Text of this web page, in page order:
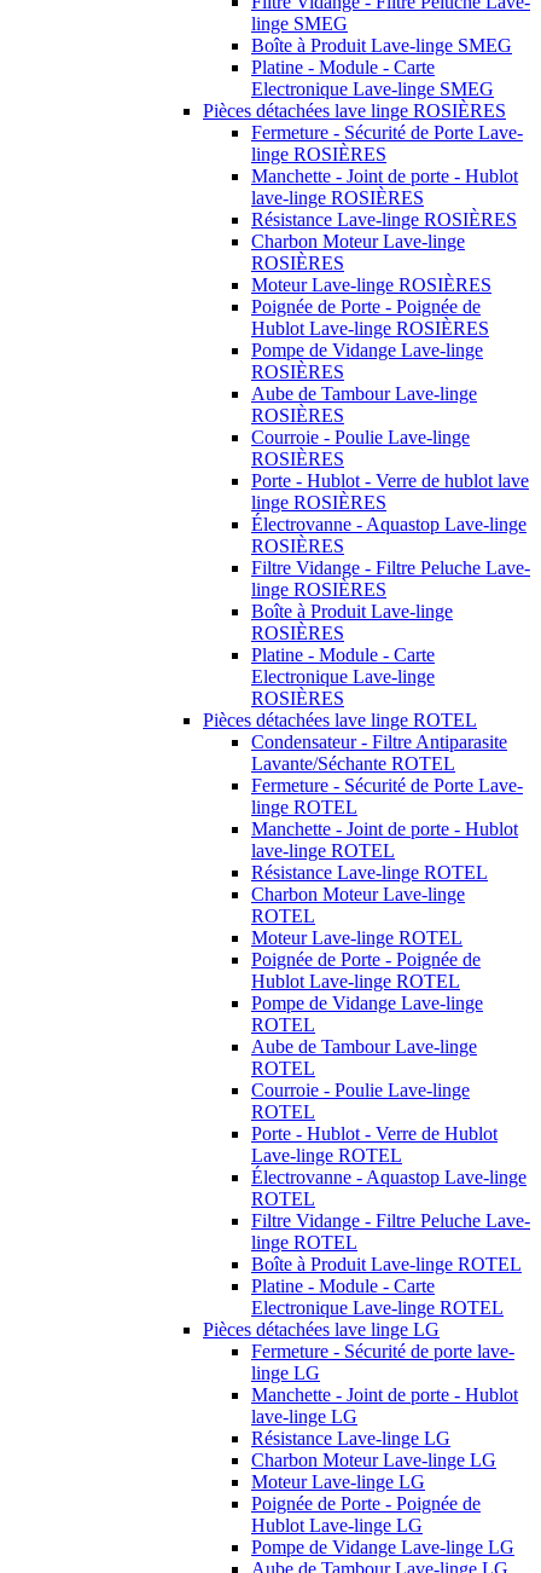
linge SMEG
Boîte à Produit Lave-linge SMEG
Platine - Module - Carte
Electronique Lave-linge SMEG
Pièces détachées lave linge ROSIÈRES
Fermeture - Sécurité de Porte Lave-
linge ROSIÈRES
Manchette - Joint de porte - Hublot
lave-linge ROSIÈRES
Résistance Lave-linge ROSIÈRES
Charbon Moteur Lave-linge
ROSIÈRES
Moteur Lave-linge ROSIÈRES
Poignée de Porte - Poignée de
Hublot Lave-linge ROSIÈRES
Pompe de Vidange Lave-linge
ROSIÈRES
Aube de Tambour Lave-linge
ROSIÈRES
Courroie - Poulie Lave-linge
ROSIÈRES
Porte - Hublot - Verre de hublot lave
linge ROSIÈRES
Électrovanne - Aquastop Lave-linge
ROSIÈRES
Filtre Vidange - Filtre Peluche Lave-
linge ROSIÈRES
Boîte à Produit Lave-linge
ROSIÈRES
Platine - Module - Carte
Electronique Lave-linge
ROSIÈRES
Pièces détachées lave linge ROTEL
Condensateur - Filtre Antiparasite
Lavante/Séchante ROTEL
Fermeture - Sécurité de Porte Lave-
linge ROTEL
Manchette - Joint de porte - Hublot
lave-linge ROTEL
Résistance Lave-linge ROTEL
Charbon Moteur Lave-linge
ROTEL
Moteur Lave-linge ROTEL
Poignée de Porte - Poignée de
Hublot Lave-linge ROTEL
Pompe de Vidange Lave-linge
ROTEL
Aube de Tambour Lave-linge
ROTEL
Courroie - Poulie Lave-linge
ROTEL
Porte - Hublot - Verre de Hublot
Lave-linge ROTEL
Électrovanne - Aquastop Lave-linge
ROTEL
Filtre Vidange - Filtre Peluche Lave-
linge ROTEL
Boîte à Produit Lave-linge ROTEL
Platine - Module - Carte
Electronique Lave-linge ROTEL
Pièces détachées lave linge LG
Fermeture - Sécurité de porte lave-
linge LG
Manchette - Joint de porte - Hublot
lave-linge LG
Résistance Lave-linge LG
Charbon Moteur Lave-linge LG
Moteur Lave-linge LG
Poignée de Porte - Poignée de
Hublot Lave-linge LG
Pompe de Vidange Lave-linge LG
Aube de Tambour Lave-linge LG